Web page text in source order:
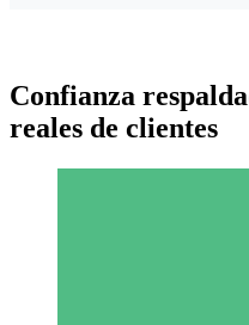
Paquetes de
Confianza
reales de clientes